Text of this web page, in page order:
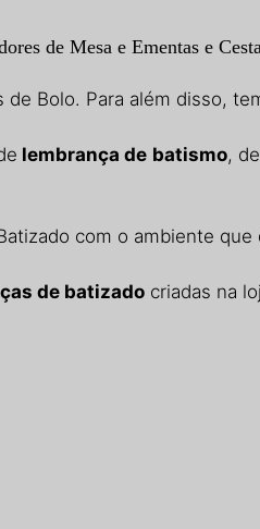
de Mesa e Ementas e
Bolo. Para além disso,
lembrança de batismo,
com o ambiente
de batizado criadas na